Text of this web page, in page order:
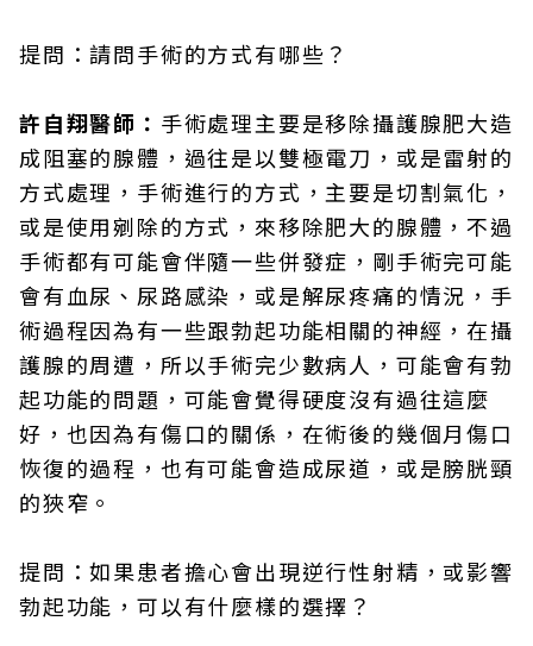
提問：請問手術的方式有哪些？
許自翔醫師： 手術處理主要是移除攝護腺肥大造
成阻塞的腺體，過往是以雙極電刀，或是雷射的
方式處理，手術進行的方式，主要是切割氣化，
或是使用剜除的方式，來移除肥大的腺體，不過
手術都有可能會伴隨一些併發症，剛手術完可能
會有血尿、尿路感染，或是解尿疼痛的情況，手
術過程因為有一些跟勃起功能相關的神經，在攝
護腺的周遭，所以手術完少數病人，可能會有勃
起功能的問題，可能會覺得硬度沒有過往這麼
好，也因為有傷口的關係，在術後的幾個月傷口
恢復的過程，也有可能會造成尿道，或是膀胱頸
的狹窄。
提問：如果患者擔心會出現逆行性射精，或影響
勃起功能，可以有什麼樣的選擇？